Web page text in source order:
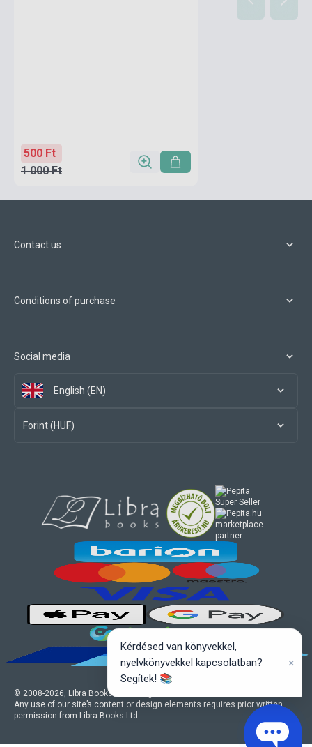
500 Ft
1 000 Ft
Contact us
Conditions of purchase
Social media
English (EN)
Forint (HUF)
© 2008-2026 , Libra Books Ltd. All rights reserved.
Any use of our site’s content or design elements requires prior written
permission from Libra Books Ltd.
marketplace
partner
Kérdésed van könyvekkel,
nyelvkönyvekkel kapcsolatban?
Segítek! 📚
×